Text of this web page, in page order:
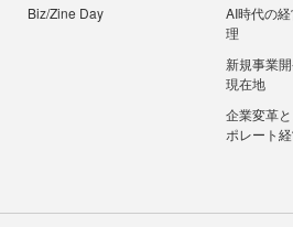
Biz/Zine Day
AI時代の
理
新規事業
現在地
企業変革
ポレート